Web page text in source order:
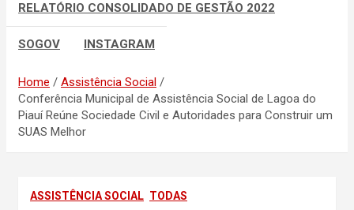
RELATÓRIO CONSOLIDADO DE GESTÃO 2022
SOGOV INSTAGRAM
Home
Assistência Social
Conferência Municipal de Assistência Social de Lagoa do
Piauí Reúne Sociedade Civil e Autoridades para Construir um
SUAS Melhor
ASSISTÊNCIA SOCIAL TODAS